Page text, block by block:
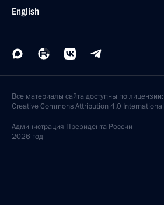
English
Все материалы сайта доступны по лицензии:
Creative Commons Attribution 4.0 International
Администрация Президента России
2026 год